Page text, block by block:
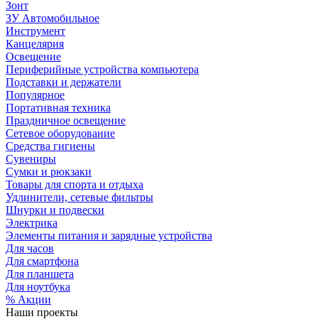
Зонт
ЗУ Автомобильное
Инструмент
Канцелярия
Освещение
Периферийные устройства компьютера
Подставки и держатели
Популярное
Портативная техника
Праздничное освещение
Сетевое оборудование
Средства гигиены
Сувениры
Сумки и рюкзаки
Товары для спорта и отдыха
Удлинители, сетевые фильтры
Шнурки и подвески
Электрика
Элементы питания и зарядные устройства
Для часов
Для смартфона
Для планшета
Для ноутбука
% Акции
Наши проекты